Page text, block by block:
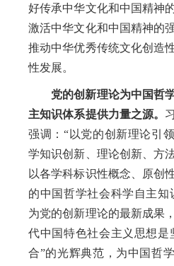
好传承中华文化和中国精神
激活中华文化和中国精神的
推动中华优秀传统文化创造
性发展。
党的创新理论为中国哲
主知识体系提供力量之源。
强调：“以党的创新理论引
学知识创新、理论创新、方
以各学科标识性概念、原创
的中国哲学社会科学自主知
为党的创新理论的最新成果
代中国特色社会主义思想是
合”的光辉典范，为中国哲